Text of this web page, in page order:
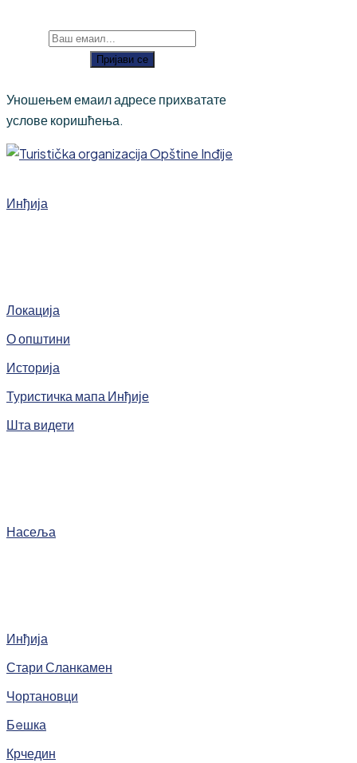
Пријави се
Уношењем емаил адресе прихватате
услове коришћења.
Инђија
Локација
О општини
Историја
Туристичка мапа Инђије
Шта видети
Насеља
Инђија
Стари Сланкамен
Чортановци
Бeшка
Крчедин